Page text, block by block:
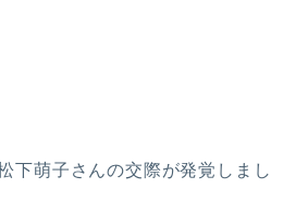
下萌子さんの交際が発覚しまし